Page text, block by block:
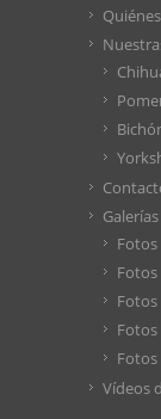
Vídeos